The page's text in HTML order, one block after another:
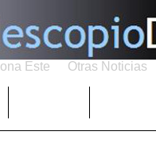
Este Otras Noticias